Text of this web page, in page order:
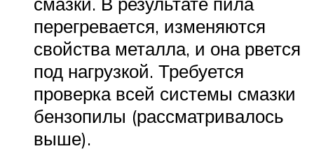
перегревается, изменяются
свойства металла, и она рвется
под нагрузкой. Требуется
проверка всей системы смазки
бензопилы (рассматривалось
выше).